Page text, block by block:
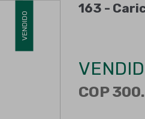
VENDIDO
163 -
COP